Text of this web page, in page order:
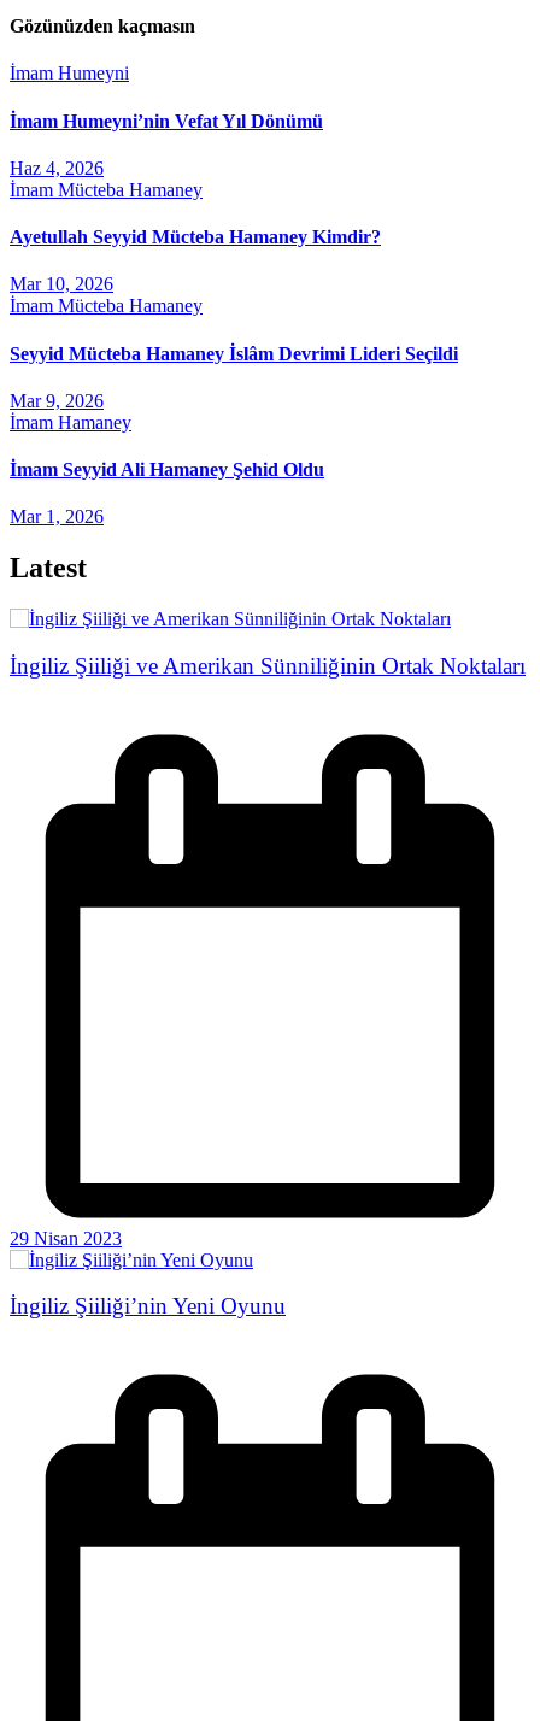
Gözünüzden kaçmasın
İmam Humeyni
İmam Humeyni’nin Vefat Yıl Dönümü
Haz 4, 2026
İmam Mücteba Hamaney
Ayetullah Seyyid Mücteba Hamaney Kimdir?
Mar 10, 2026
İmam Mücteba Hamaney
Seyyid Mücteba Hamaney İslâm Devrimi Lideri Seçildi
Mar 9, 2026
İmam Hamaney
İmam Seyyid Ali Hamaney Şehid Oldu
Mar 1, 2026
Latest
İngiliz Şiiliği ve Amerikan Sünniliğinin Ortak Noktaları
29 Nisan 2023
İngiliz Şiiliği’nin Yeni Oyunu